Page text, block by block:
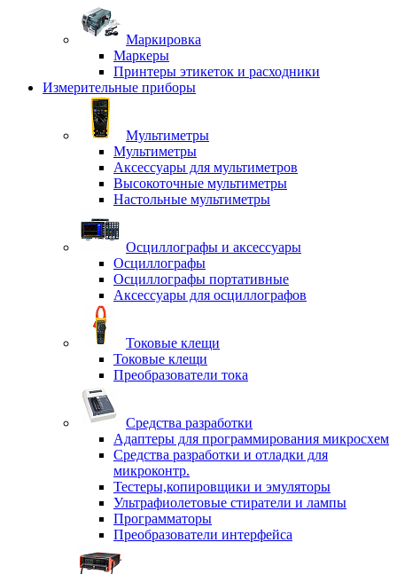
Маркировка
Маркеры
Принтеры этикеток и расходники
Измерительные приборы
Мультиметры
Мультиметры
Аксессуары для мультиметров
Высокоточные мультиметры
Настольные мультиметры
Осциллографы и аксессуары
Осциллографы
Осциллографы портативные
Аксессуары для осциллографов
Токовые клещи
Токовые клещи
Преобразователи тока
Средства разработки
Адаптеры для программирования микросхем
Средства разработки и отладки для
микроконтр.
Тестеры,копировщики и эмуляторы
Ультрафиолетовые стиратели и лампы
Программаторы
Преобразователи интерфейса